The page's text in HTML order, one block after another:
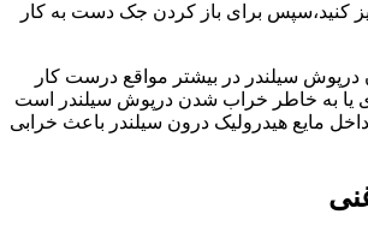
کنید،سپس برای باز کردن جک دست به کار
درپوش سیلندر در بیشتر مواقع درست کار
به خاطر خراب شدن درپوش سیلندر است
مایع هیدرولیک درون سیلندر باعث خرابی